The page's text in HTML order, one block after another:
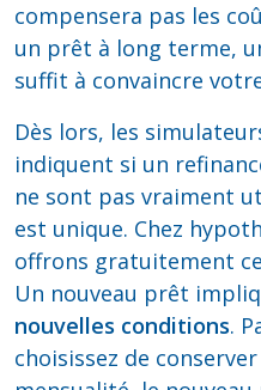
compensera pas les
un prêt à long terme,
suffit à convaincre
Dès lors, les
indiquent si un
ne sont pas vraiment
est unique. Chez
offrons gratuitement
Un nouveau prêt
nouvelles conditions.
choisissez de